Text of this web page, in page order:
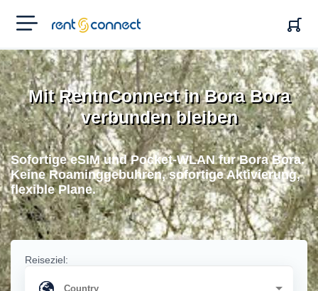
RENT'N
CONNECT
Mit RentnConnect in Bora Bora
verbunden bleiben
Sofortige eSIM und Pocket-WLAN fur Bora Bora.
Keine Roaminggebuhren, sofortige Aktivierung,
flexible Plane.
Reiseziel: